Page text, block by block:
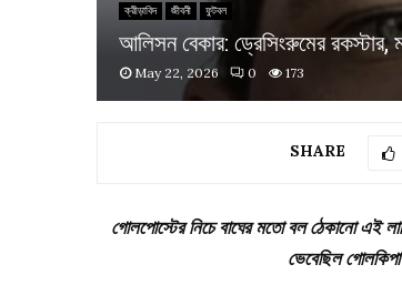
ক্রীড়াবিদ জীবনী ফুটবল
আলিসন বেকার: ড্রেসিংরুমের রকস্টার,
May 22, 2026 0 173
SHARE
গোলপোস্টের নিচে বাঘের মতো বল ঠেকানো এই
ভেবেছিল